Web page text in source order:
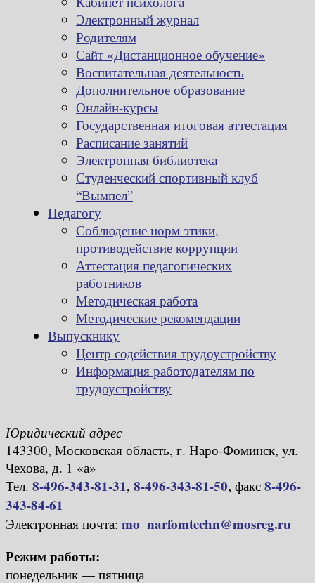
Электронный журнал
Родителям
Сайт «Дистанционное обучение»
Воспитательная деятельность
Дополнительное образование
Онлайн-курсы
Государственная итоговая аттестация
Расписание занятий
Электронная библиотека
Студенческий спортивный клуб
“Вымпел”
Педагогу
Соблюдение норм этики,
противодействие коррупции
Аттестация педагогических
работников
Методическая работа
Методические рекомендации
Выпускнику
Центр содействия трудоустройству
Информация работодателям по
трудоустройству
Юридический адрес
143300, Московская область, г. Наро-Фоминск, ул.
Чехова, д. 1 «а»
Тел. 8-496-343-81-31,8-496-343-81-50, факс 8-496-
343-84-61
Электронная почта: mo_narfomtechn@mosreg.ru
Режим работы:
понедельник — пятница